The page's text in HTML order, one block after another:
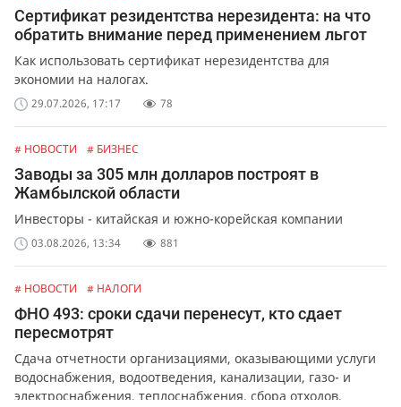
Сертификат резидентства нерезидента: на что
обратить внимание перед применением льгот
Как использовать сертификат нерезидентства для
экономии на налогах.
29.07.2026, 17:17 78
# НОВОСТИ # БИЗНЕС
Заводы за 305 млн долларов построят в
Жамбылской области
Инвесторы - китайская и южно-корейская компании
03.08.2026, 13:34 881
# НОВОСТИ # НАЛОГИ
ФНО 493: сроки сдачи перенесут, кто сдает
пересмотрят
Сдача отчетности организациями, оказывающими услуги
водоснабжения, водоотведения, канализации, газо- и
электроснабжения, теплоснабжения, сбора отходов,